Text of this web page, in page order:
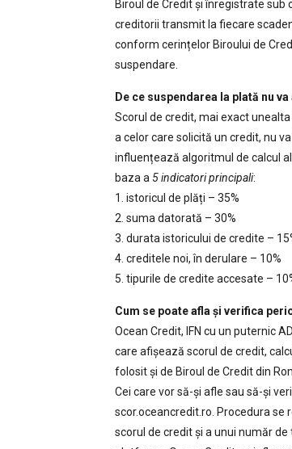
Biroul de Credit și înregistrate sub
creditorii transmit la fiecare
conform cerințelor Biroului de
suspendare.
De ce suspendarea la plată nu
Scorul de credit, mai exact
a celor care solicită un credit, nu
influențează algoritmul de calcul
baza a5 indicatori principali:
1. istoricul de plăți – 35%
2. suma datorată – 30%
3. durata istoricului de credite –
4. creditele noi, în derulare – 10%
5. tipurile de credite accesate –
Cum se poate afla și verifica
Ocean Credit, IFN cu un puternic
care afișează scorul de credit,
folosit și de Biroul de Credit din
Cei care vor să-și afle sau să-și
scor.oceancredit.ro. Procedura se
scorul de credit și a unui număr